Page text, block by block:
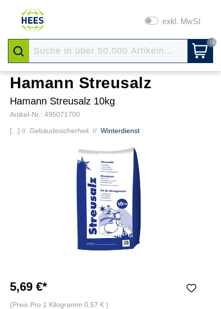
exkl. MwSt
0
Hamann Streusalz
Hamann Streusalz 10kg
Artikel-Nr.: 495071700
[...] // Gebäudesicherheit // Winterdienst
5,69 €*
(Preis Pro 1 Kilogramm 0,57 € )